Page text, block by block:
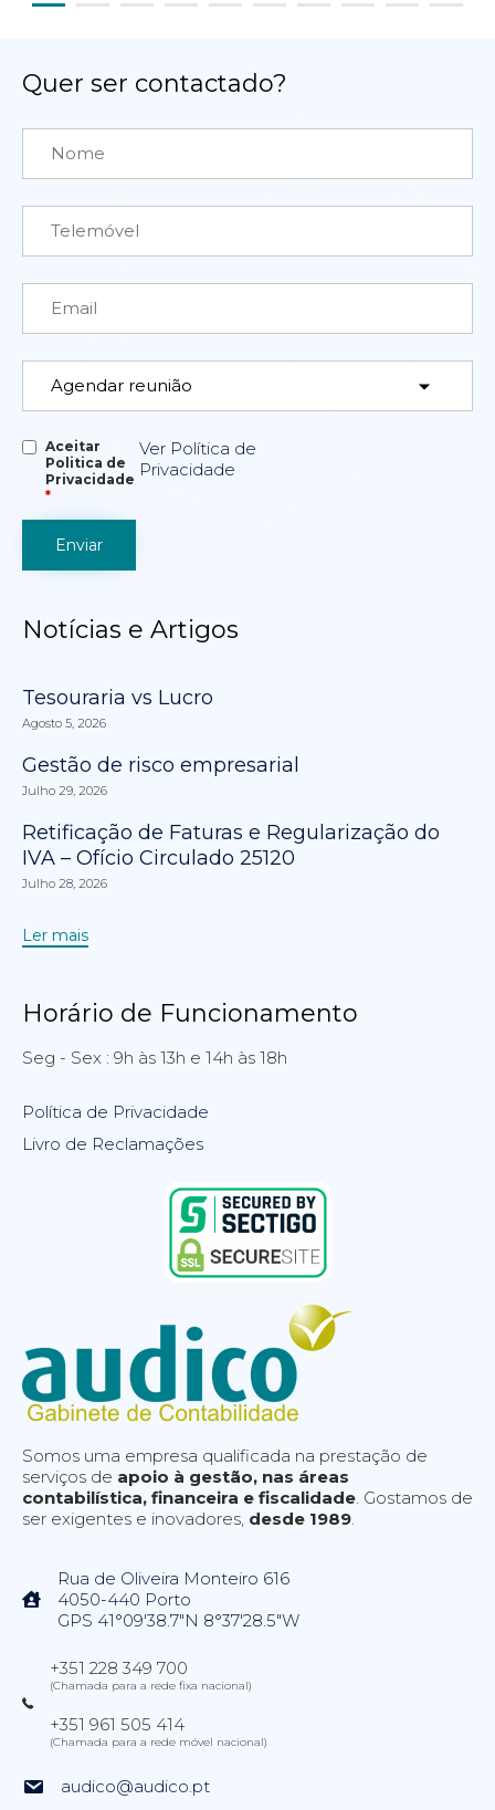
Quer ser contactado?
Aceitar
Politica de
Privacidade
*
Ver Política de
Privacidade
Notícias e Artigos
Tesouraria vs Lucro
Agosto 5, 2026
Gestão de risco empresarial
Julho 29, 2026
Retificação de Faturas e Regularização do
IVA – Ofício Circulado 25120
Julho 28, 2026
Ler mais
Horário de Funcionamento
Seg - Sex : 9h às 13h e 14h às 18h
Política de Privacidade
Livro de Reclamações
Somos uma empresa qualificada na prestação de
serviços de apoio à gestão, nas áreas
contabilística, financeira e fiscalidade. Gostamos de
ser exigentes e inovadores, desde 1989.
Rua de Oliveira Monteiro 616
4050-440 Porto
GPS 41°09'38.7"N 8°37'28.5"W
+351 228 349 700
(Chamada para a rede fixa nacional)
+351 961 505 414
(Chamada para a rede móvel nacional)
audico@audico.pt